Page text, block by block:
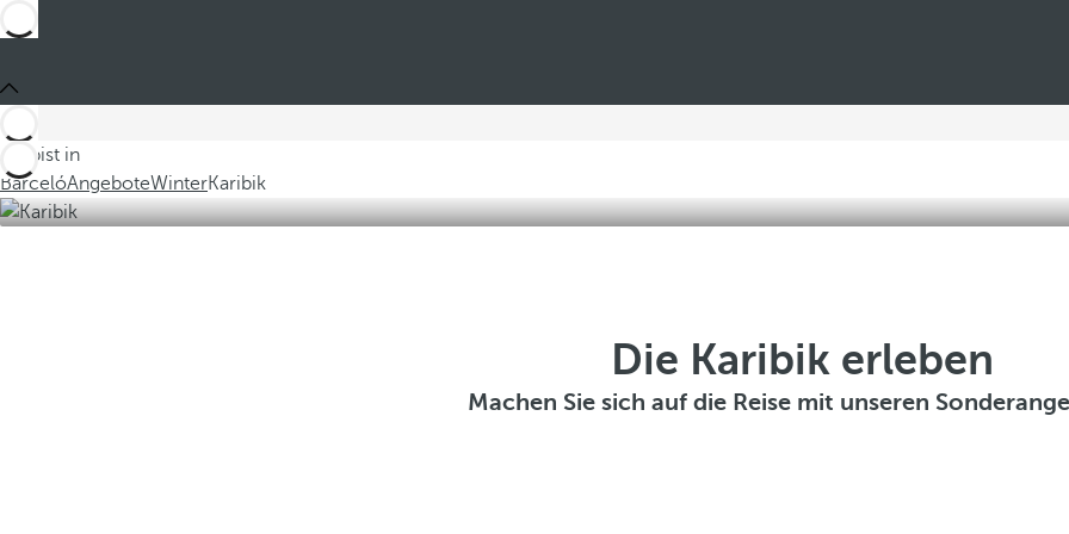
Du bist in
BarcelóAngeboteWinterKaribik
Die Karibik erleben
Machen Sie sich auf die Reise mit unseren